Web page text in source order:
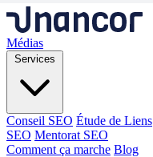
Médias
Services
Conseil SEO Étude de Liens
SEO Mentorat SEO
Comment ça marche Blog